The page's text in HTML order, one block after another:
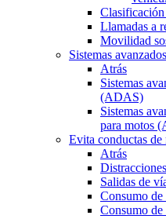
Llamadas a
Movilidad
Sistemas
Atrás
Sistemas
(ADAS)
Sistemas
para motos
Evita conductas de
Atrás
Salidas de
Consumo de
Consumo